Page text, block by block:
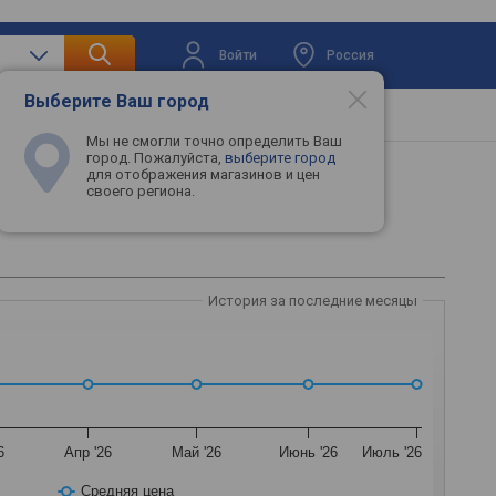
Войти Россия
Выберите Ваш город
Мы не смогли точно определить Ваш
город. Пожалуйста, выберите город
для отображения магазинов и цен
своего региона.
техника Телевизоры
16G
История за последние месяцы
Средняя цена
Апр '26 Май '26 Июнь '26 Июль '26